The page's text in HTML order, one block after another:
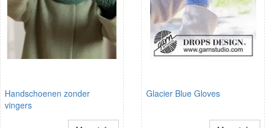
Handschoenen zonder
vingers
Glacier Blue Gloves